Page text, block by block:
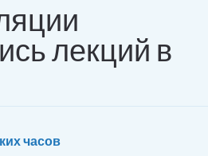
лекций в
часов